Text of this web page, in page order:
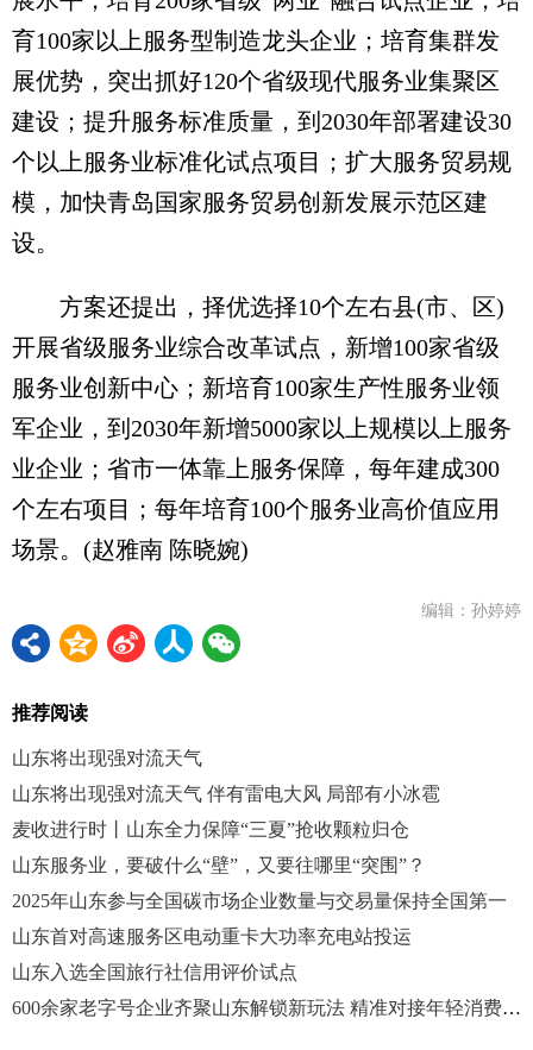
育100家以上服务型制造龙头企业；培育集群发
展优势，突出抓好120个省级现代服务业集聚区
建设；提升服务标准质量，到2030年部署建设30
个以上服务业标准化试点项目；扩大服务贸易规
模，加快青岛国家服务贸易创新发展示范区建
设。
方案还提出，择优选择10个左右县(市、区)
开展省级服务业综合改革试点，新增100家省级
服务业创新中心；新培育100家生产性服务业领
军企业，到2030年新增5000家以上规模以上服务
业企业；省市一体靠上服务保障，每年建成300
个左右项目；每年培育100个服务业高价值应用
场景。(赵雅南 陈晓婉)
编辑：孙婷婷
推荐阅读
山东将出现强对流天气
山东将出现强对流天气 伴有雷电大风 局部有小冰雹
麦收进行时丨山东全力保障“三夏”抢收颗粒归仓
山东服务业，要破什么“壁”，又要往哪里“突围”？
2025年山东参与全国碳市场企业数量与交易量保持全国第一
山东首对高速服务区电动重卡大功率充电站投运
山东入选全国旅行社信用评价试点
600余家老字号企业齐聚山东解锁新玩法 精准对接年轻消费市场